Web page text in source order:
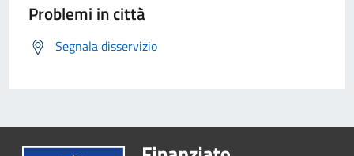
Problemi in città
Segnala disservizio